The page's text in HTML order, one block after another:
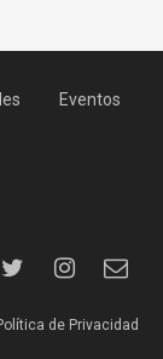
Eventos
de Privacidad